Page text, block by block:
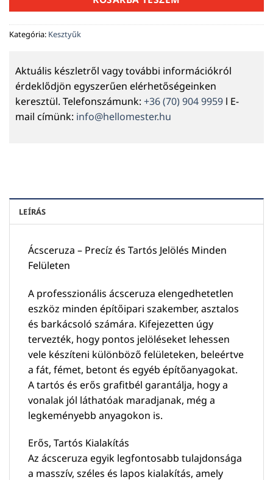
Kategória: Kesztyűk
Aktuális készletről vagy további információkról
érdeklődjön egyszerűen elérhetőségeinken
keresztül. Telefonszámunk: +36 (70) 904 9959 l E-
mail címünk: info@hellomester.hu
LEÍRÁS
Ácsceruza – Precíz és Tartós Jelölés Minden
Felületen
A professzionális ácsceruza elengedhetetlen
eszköz minden építőipari szakember, asztalos
és barkácsoló számára. Kifejezetten úgy
tervezték, hogy pontos jelöléseket lehessen
vele készíteni különböző felületeken, beleértve
a fát, fémet, betont és egyéb építőanyagokat.
A tartós és erős grafitbél garantálja, hogy a
vonalak jól láthatóak maradjanak, még a
legkeményebb anyagokon is.
Erős, Tartós Kialakítás
Az ácsceruza egyik legfontosabb tulajdonsága
a masszív, széles és lapos kialakítás, amely